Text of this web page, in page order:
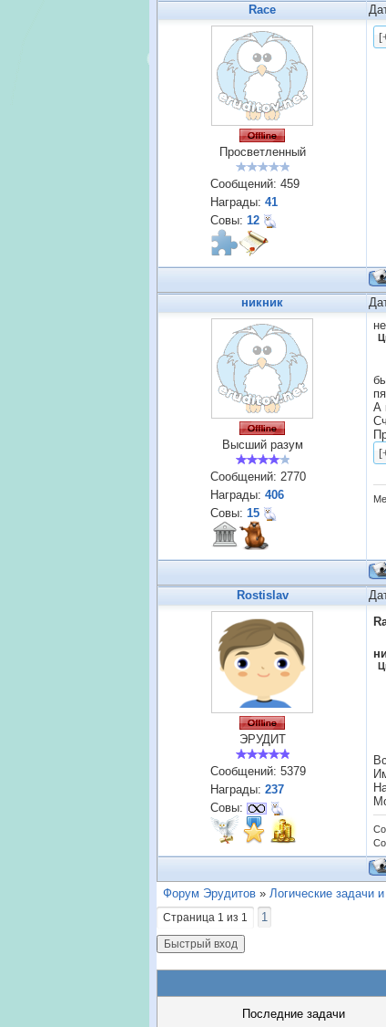
Race
Просветленный
Сообщений: 459
Награды: 41
Совы: 12
никник
Высший разум
Сообщений: 2770
Награды: 406
Совы: 15
А
Rostislav
ЭРУДИТ
Сообщений: 5379
Награды: 237
Совы:
Форум Эрудитов » Логические задачи
Страница 1 из 1
1
Последние задачи